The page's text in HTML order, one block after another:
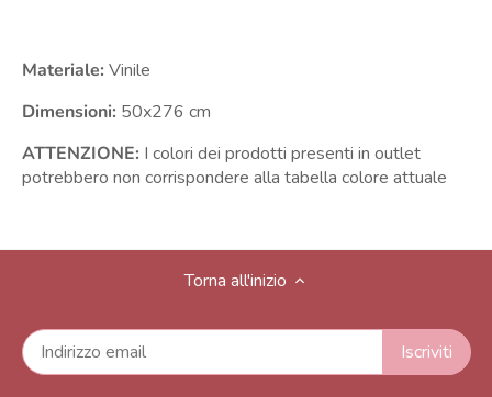
Materiale: Vinile
Dimensioni: 50x276 cm
ATTENZIONE: I colori dei prodotti presenti in outlet
potrebbero non corrispondere alla tabella colore attuale
Torna all'inizio